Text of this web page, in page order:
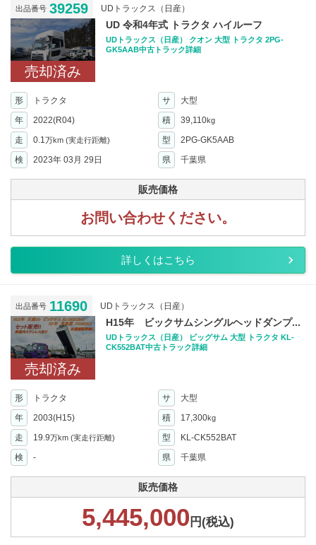
出品番号 39259 UDトラックス（日産）
売却済み
UD 令和4年式 トラクタ ハイルーフ
UDトラックス（日産） クオン 大型 トラクタ 2PG-
GK5AAB中古トラック詳細
形 トラクタ サ
大型
年
2022(R04) 積 39,110kg
走 0.1万km (実走行距離) 型
2PG-GK5AAB
検
2023年 03月 29日 県 千葉県
販売価格
お問い合わせください。
詳しくはこちら
出品番号 11690 UDトラックス（日産）
売却済み
H15年 ビックサムシングルヘッドダンプ...
UDトラックス（日産） ビッグサム 大型 トラクタ KL-
CK552BAT中古トラック詳細
形 トラクタ サ
大型
年
2003(H15) 積 17,300kg
走 19.9万km (実走行距離) 型
KL-CK552BAT
検
- 県 千葉県
販売価格
5,445,000 円(税込)